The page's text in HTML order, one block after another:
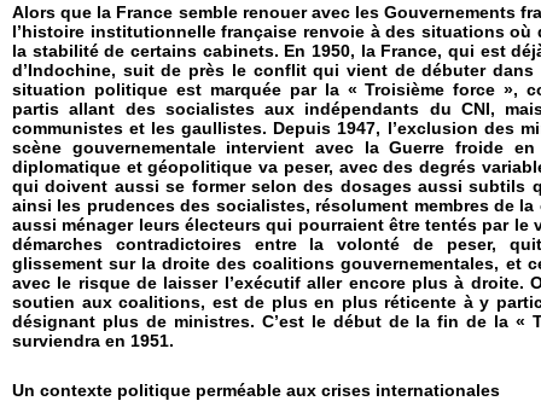
Alors que la France semble renouer avec les Gouvernements
l’histoire institutionnelle française renvoie à des situations
la stabilité de certains cabinets. En 1950, la France, qui est
d’Indochine, suit de près le conflit qui vient de débuter dans
situation politique est marquée par la « Troisième force »,
partis allant des socialistes aux indépendants du CNI,
communistes et les gaullistes. Depuis 1947, l’exclusion des
scène gouvernementale intervient avec la Guerre froide
diplomatique et géopolitique va peser, avec des degrés
qui doivent aussi se former selon des dosages aussi subtils
ainsi les prudences des socialistes, résolument membres de
aussi ménager leurs électeurs qui pourraient être tentés par le
démarches contradictoires entre la volonté de peser,
glissement sur la droite des coalitions gouvernementales, et
avec le risque de laisser l’exécutif aller encore plus à droite.
soutien aux coalitions, est de plus en plus réticente à y
désignant plus de ministres. C’est le début de la fin de la «
surviendra en 1951.
Un contexte politique perméable aux crises internationales